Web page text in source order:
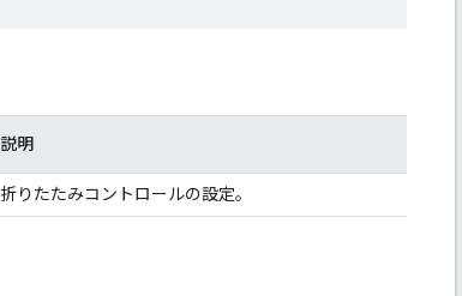
説明
折りたたみコントロールの設定。